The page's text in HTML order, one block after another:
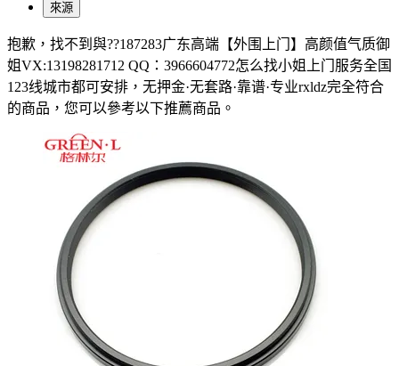
來源
抱歉， 找不到與??187283广东高端【外围上门】高颜值气质御
姐VX:13198281712 QQ：3966604772怎么找小姐上门服务全国
123线城市都可安排，无押金·无套路·靠谱·专业rxldz完全符合
的商品，您可以參考以下推薦商品 。